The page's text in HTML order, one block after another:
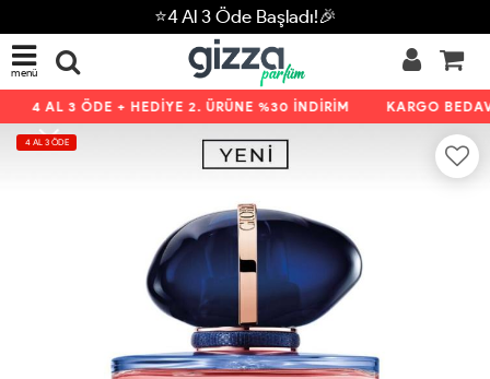
⭐4 Al 3 Öde Başladı!🎉
menü
4 AL 3 ÖDE + HEDİYE 2. ÜRÜNE %30 İNDİRİM KARGO
4 AL 3 ÖDE